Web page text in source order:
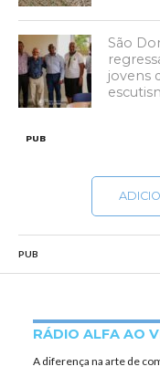
São
jovens
PUB
PUB
RÁDIO ALFA AO
A diferença na arte de